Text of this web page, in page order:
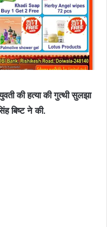
की हत्या की गुत्थी सुलझा
बिष्ट ने की.